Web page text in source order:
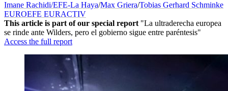
Imane Rachidi/EFE-La Haya/Max Griera/Tobias Gerhard Schminke
EUROEFE EURACTIV
This article is part of our special report "La ultraderecha europea
se rinde ante Wilders, pero el gobierno sigue entre paréntesis"
Access the full report